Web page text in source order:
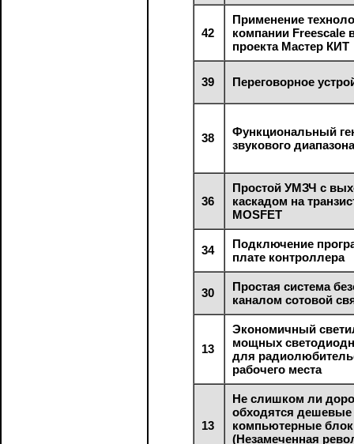
42
Применение
компании Freescale
проекта Мастер КИТ
39 Переговорное
38
Функциональный
звукового
36
Простой УМЗЧ с
каскадом на
MOSFET
34
Подключение
плате контроллера
30
Простая система
каналом сотовой
13
Экономичный
мощных
для
рабочего места
13
Не слишком ли
обходятся дешевые
компьютерные
(Незамеченная